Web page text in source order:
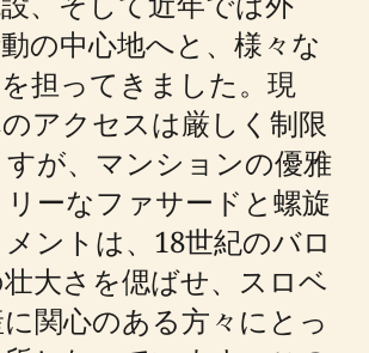
の中心地へと、様々な
担ってきました。現
アクセスは厳しく制限
が、マンションの優雅
ーなファサードと螺旋
ントは、18世紀のバロ
大さを偲ばせ、スロベ
関心のある方々にとっ